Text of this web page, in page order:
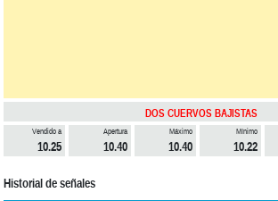
DOS CUERVOS BAJISTAS
Vendido a
10.25
Apertura
10.40
Máximo
10.40
Mínimo
10.22
Historial de señales